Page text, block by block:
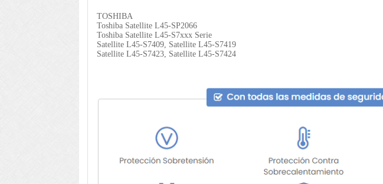
TOSHIBA
Toshiba Satellite L45-SP2066
Toshiba Satellite L45-S7xxx Serie
Satellite L45-S7409, Satellite L45-S7419
Satellite L45-S7423, Satellite L45-S7424